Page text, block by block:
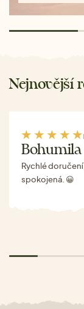
Nejnovější
Bohumila
Rychlé
spokojená. 😀